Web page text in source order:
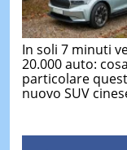
In soli 7 minuti
20.000 auto:
particolare
nuovo SUV